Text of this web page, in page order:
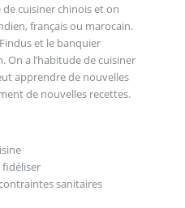
cuisiner chinois et on
français ou marocain.
et le banquier
On a l’habitude de cuisiner
apprendre de nouvelles
de nouvelles recettes.
sanitaires